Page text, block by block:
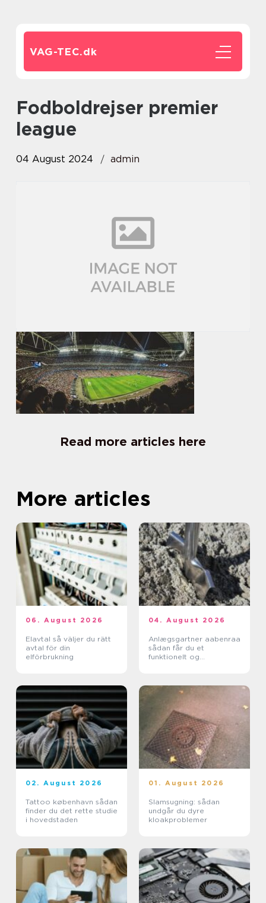
VAG-TEC.dk
fodboldrejser premier
league
04 August 2024 admin
Read more articles here
More articles
06. August 2026
Elavtal så väljer du rätt
avtal för din
elförbrukning
04. August 2026
Anlægsgartner aabenraa
sådan får du et
funktionelt og
02. August 2026
Tattoo københavn sådan
finder du det rette studie
i hovedstaden
01. August 2026
Slamsugning: sådan
undgår du dyre
kloakproblemer